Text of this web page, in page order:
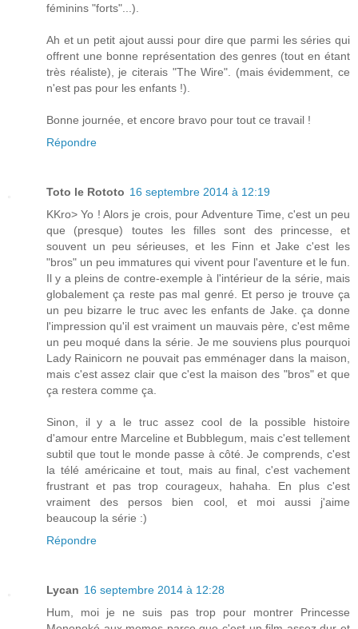
féminins "forts"...).
Ah et un petit ajout aussi pour dire que parmi les séries qui
offrent une bonne représentation des genres (tout en étant
très réaliste), je citerais "The Wire". (mais évidemment, ce
n'est pas pour les enfants !).
Bonne journée, et encore bravo pour tout ce travail !
Répondre
Toto le Rototo 16 septembre 2014 à 12:19
KKro> Yo ! Alors je crois, pour Adventure Time, c'est un peu
que (presque) toutes les filles sont des princesse, et
souvent un peu sérieuses, et les Finn et Jake c'est les
"bros" un peu immatures qui vivent pour l'aventure et le fun.
Il y a pleins de contre-exemple à l'intérieur de la série, mais
globalement ça reste pas mal genré. Et perso je trouve ça
un peu bizarre le truc avec les enfants de Jake. ça donne
l'impression qu'il est vraiment un mauvais père, c'est même
un peu moqué dans la série. Je me souviens plus pourquoi
Lady Rainicorn ne pouvait pas emménager dans la maison,
mais c'est assez clair que c'est la maison des "bros" et que
ça restera comme ça.
Sinon, il y a le truc assez cool de la possible histoire
d'amour entre Marceline et Bubblegum, mais c'est tellement
subtil que tout le monde passe à côté. Je comprends, c'est
la télé américaine et tout, mais au final, c'est vachement
frustrant et pas trop courageux, hahaha. En plus c'est
vraiment des persos bien cool, et moi aussi j'aime
beaucoup la série :)
Répondre
Lycan 16 septembre 2014 à 12:28
Hum, moi je ne suis pas trop pour montrer Princesse